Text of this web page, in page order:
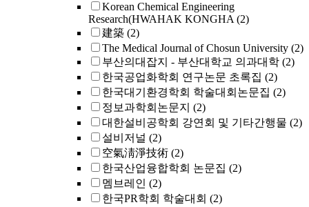
Korean Chemical Engineering
Research(HWAHAK KONGHA (2)
建築 (2)
The Medical Journal of Chosun University (2)
부산의대잡지 - 부산대학교 의과대학 (2)
한국공업화학회 연구논문 초록집 (2)
한국대기환경학회 학술대회논문집 (2)
정보과학회논문지 (2)
대한설비공학회 강연회 및 기타간행물 (2)
설비저널 (2)
空氣淸淨技術 (2)
한국산업융합학회 논문집 (2)
멤브레인 (2)
한국PR학회 학술대회 (2)